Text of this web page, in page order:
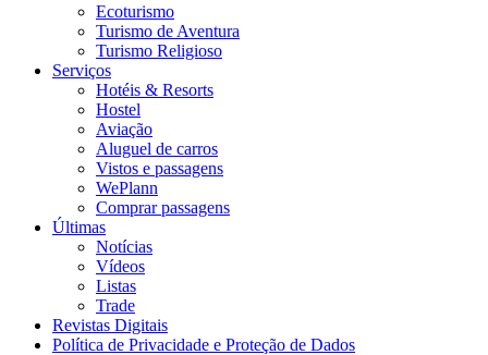
Ecoturismo
Turismo de Aventura
Turismo Religioso
Serviços
Hotéis & Resorts
Hostel
Aviação
Aluguel de carros
Vistos e passagens
WePlann
Comprar passagens
Últimas
Notícias
Vídeos
Listas
Trade
Revistas Digitais
Política de Privacidade e Proteção de Dados